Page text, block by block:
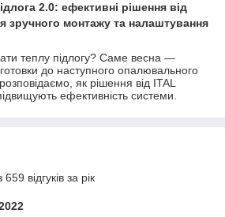
2.0: ефективні рішення від
зручного монтажу та налаштування
теплу підлогу? Саме весна —
до наступного опалювального
як рішення від ITAL
ефективність системи.
відгуків за рік